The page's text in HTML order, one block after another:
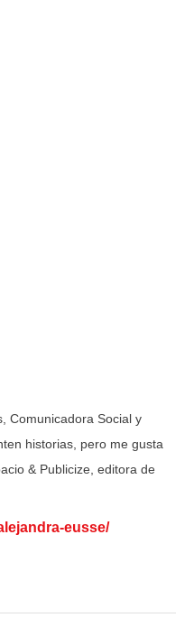
Comunicadora Social y
historias, pero me gusta
& Publicize, editora de
eusse/